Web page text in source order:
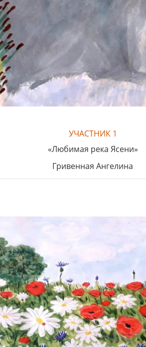
УЧАСТНИК 1
«Любимая река Ясени»
Гривенная Ангелина